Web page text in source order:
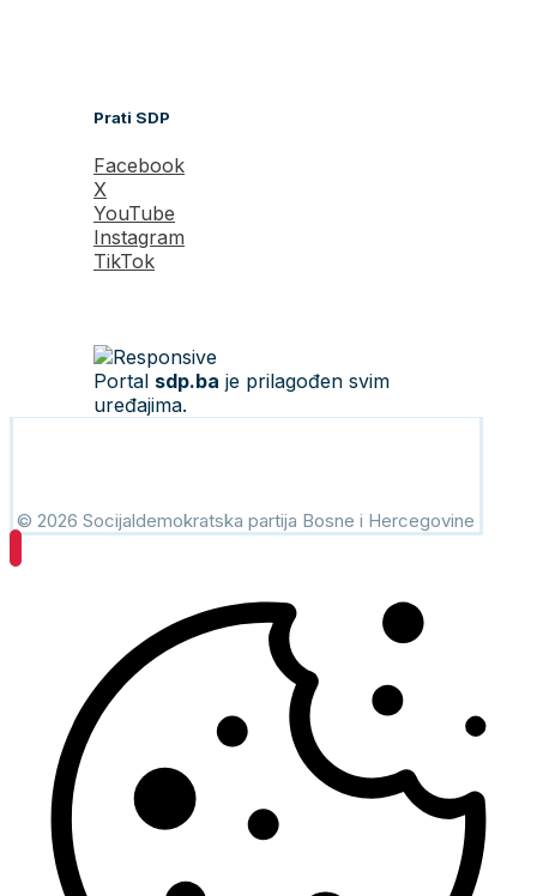
Prati SDP
Facebook
X
YouTube
Instagram
TikTok
Portal sdp.ba je prilagođen svim
uređajima.
© 2026 Socijaldemokratska partija Bosne i Hercegovine